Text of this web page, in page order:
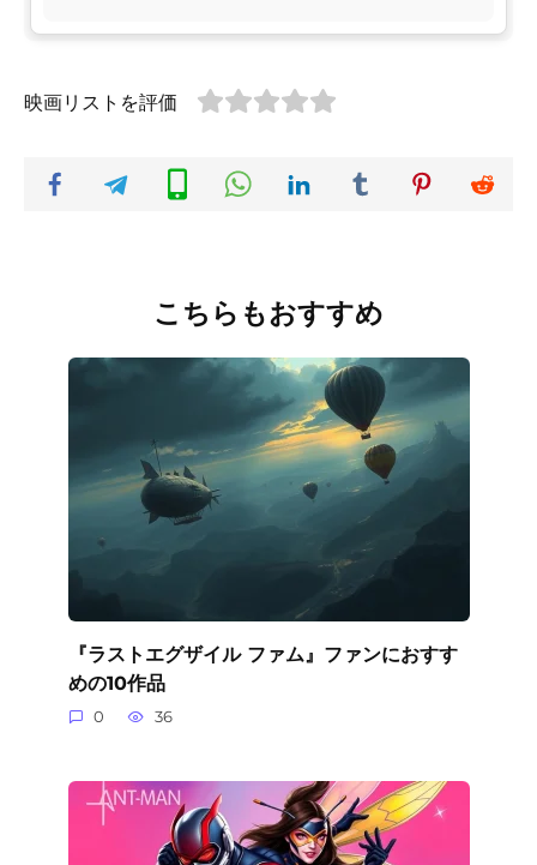
映画リストを評価
こちらもおすすめ
『ラストエグザイル ファム』ファンにおすす
めの10作品
0 36